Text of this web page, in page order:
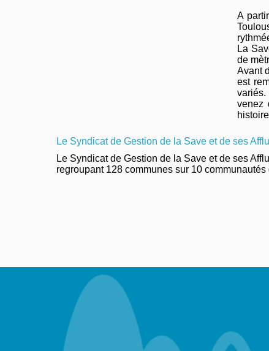
A
La
de
Avant
est
variés.
venez
Le Syndicat de Gestion de la Save et de ses
Le Syndicat de Gestion de la Save et de ses
regroupant 128 communes sur 10